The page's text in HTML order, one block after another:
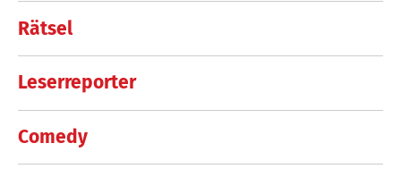
Rätsel
Leserreporter
Comedy